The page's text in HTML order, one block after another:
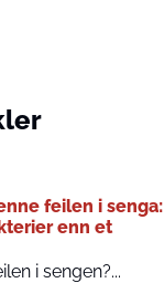
feilen i senga:
enn et
i sengen?...